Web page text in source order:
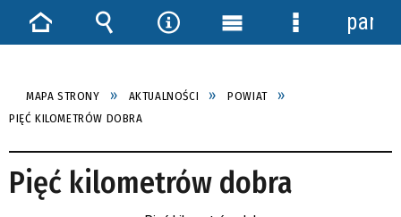
MAPA STRONY AKTUALNOŚCI
POWIAT
PIĘĆ KILOMETRÓW DOBRA
Pięć kilometrów dobra
StronaWyszukiwarka
Narzędzia
Menu Menu
panel